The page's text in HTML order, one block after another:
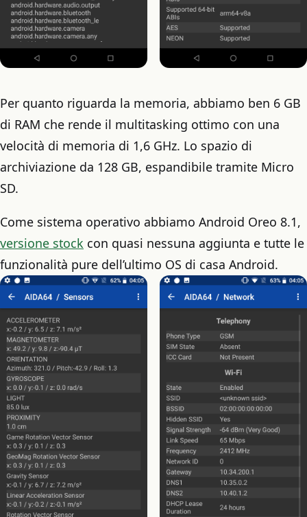
Per quanto riguarda la memoria, abbiamo ben 6 GB
di RAM che rende il multitasking ottimo con una
velocità di memoria di 1,6 GHz. Lo spazio di
archiviazione da 128 GB, espandibile tramite Micro
SD.
Come sistema operativo abbiamo Android Oreo 8.1,
versione stock con quasi nessuna aggiunta e tutte le
funzionalità pure dell’ultimo OS di casa Android.